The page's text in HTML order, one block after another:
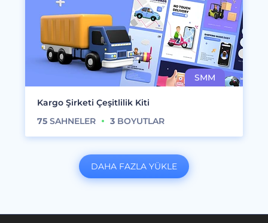
Kargo Şirketi Çeşitlilik Kiti
75 SAHNELER 3 BOYUTLAR
DAHA FAZLA YÜKLE